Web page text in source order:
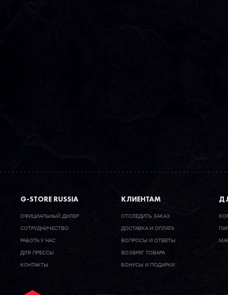
G-STORE RUSSIA
ОФИЦИАЛЬНЫЙ ДИЛЕР
CОТРУДНИЧЕСТВО
РАБОТА У НАС
ДЛЯ ПРЕССЫ
КОНТАКТЫ
КЛИЕНТАМ
ОТСЛЕДИТЬ ЗАКАЗ
ДОСТАВКА И ОПЛАТА
ВОПРОСЫ И ОТВЕТЫ
ВОЗВРАТ ТОВАРА
БОНУСЫ И ПОДАРКИ